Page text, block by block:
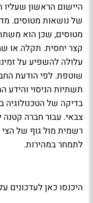
היישום הראשון
של נושאות מטוסים.
מטוסים, שכן הוא
קצר יחסית. תקלה או
עלולה להשפיע על
שוטפת. לפי הודעת
בדיקה של הטכנולוגיה
צבאי. עבור חברה
רשמית מול גוף של
לתמחר במהירות.
היכנסו כאן לעדכונים